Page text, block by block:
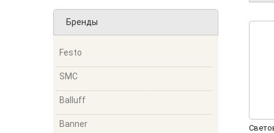
Бренды
Festo
SMC
Balluff
Banner